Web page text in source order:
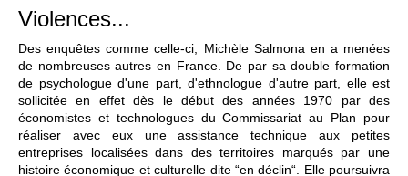
Violences...
Des enquêtes comme celle-ci, Michèle Salmona en a menées
de nombreuses autres en France. De par sa double formation
de psychologue d'une part, d'ethnologue d'autre part, elle est
sollicitée en effet dès le début des années 1970 par des
économistes et technologues du Commissariat au Plan pour
réaliser avec eux une assistance technique aux petites
entreprises localisées dans des territoires marqués par une
histoire économique et culturelle dite “en déclin“. Elle poursuivra